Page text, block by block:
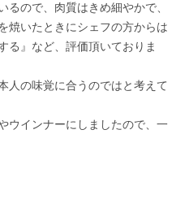
るので、肉質はきめ細やかで、
焼いたときにシェフの方からは
る』など、評価頂いておりま
人の味覚に合うのではと考えて
ウインナーにしましたので、一